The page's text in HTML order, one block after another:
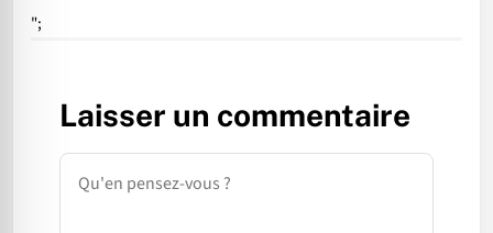
";
Laisser un commentaire
Commentaire